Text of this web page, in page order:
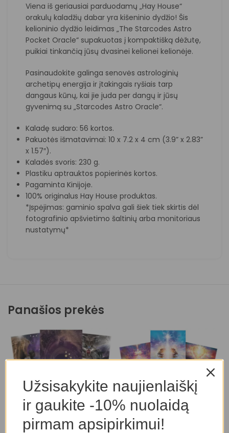
Viena iš geriausiai parduodamų „Hay House“
orakulų kaladžių dabar yra kišeninio dydžio! Šis
kelioninio dydžio leidimas „The Starcodes Astro
Pocket Oracle“ supakuotas į kompaktišką dėžutę,
puikiai tinkančią jūsų dvasinei kelionei kelionėje.
Pasinaudokite galinga senovės astrologinių
archetipų energija ir įtakingais ryšiais tarp
dangaus kūnų, kai jie juda per dangų ir jūsų
gyvenimą su „Starcodes Astro Oracle“.
Kaladę sudaro: 56 kortos.
Pakuotės išmatavimai: 10 x 7.2 x 4 cm (3.9” x 2.83”
x 1.57″).
Kaladės svoris: 230 g.
Plastiku aptrauktos popierinės kortos.
Pagaminta Kinijoje.
100% originalus Hay House produktas.
*Įspėjimas: gaminio spalva gali šiek tiek skirtis dėl
fotografinio apšvietimo šaltinių arba monitoriaus
nustatymų*
Panašios prekės
Užsisakykite naujienlaiškį
ir gaukite -10% nuolaidą
pirmam apsipirkimui!